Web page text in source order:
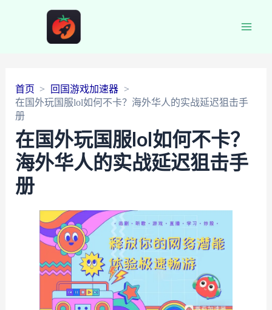
首页
回国游戏加速器
在国外玩国服lol如何不卡？海外华人的实战延迟狙击手
册
在国外玩国服lol如何不卡？
海外华人的实战延迟狙击手
册